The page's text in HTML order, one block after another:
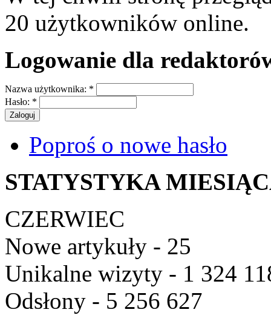
20 użytkowników online.
Logowanie dla
Nazwa użytkownika: *
Hasło: *
Poproś o nowe hasło
STATYSTYKA
CZERWIEC
Nowe artykuły - 25
Unikalne wizyty - 1 324
Odsłony - 5 256 627